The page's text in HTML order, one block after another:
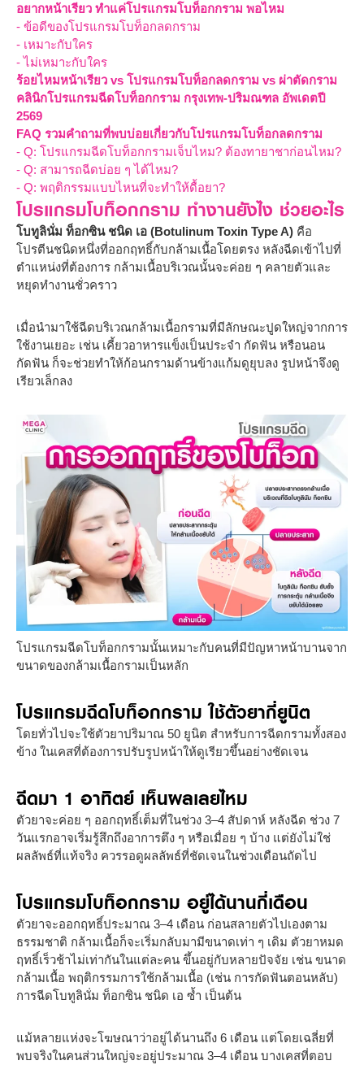
อยากหน้าเรียว ทำแค่โปรแกรมโบท็อกกราม พอไหม
- ข้อดีของโปรแกรมโบท็อกลดกราม
- เหมาะกับใคร
- ไม่เหมาะกับใคร
ร้อยไหมหน้าเรียว vs โปรแกรมโบท็อกลดกราม vs ผ่าตัดกราม
คลินิกโปรแกรมฉีดโบท็อกกราม กรุงเทพ-ปริมณฑล อัพเดตปี
2569
FAQ รวมคำถามที่พบบ่อยเกี่ยวกับโปรแกรมโบท็อกลดกราม
- Q: โปรแกรมฉีดโบท็อกกรามเจ็บไหม? ต้องทายาชาก่อนไหม?
- Q: สามารถฉีดบ่อย ๆ ได้ไหม?
- Q: พฤติกรรมแบบไหนที่จะทำให้ดื้อยา?
โปรแกรมโบท็อกกราม ทำงานยังไง ช่วยอะไร
โบทูลินั่ม ท็อกซิน ชนิด เอ (Botulinum Toxin Type A) คือ
โปรตีนชนิดหนึ่งที่ออกฤทธิ์กับกล้ามเนื้อโดยตรง หลังฉีดเข้าไปที่
ตำแหน่งที่ต้องการ กล้ามเนื้อบริเวณนั้นจะค่อย ๆ คลายตัวและ
หยุดทำงานชั่วคราว
เมื่อนำมาใช้ฉีดบริเวณกล้ามเนื้อกรามที่มีลักษณะปูดใหญ่จากการ
ใช้งานเยอะ เช่น เคี้ยวอาหารแข็งเป็นประจำ กัดฟัน หรือนอน
กัดฟัน ก็จะช่วยทำให้ก้อนกรามด้านข้างแก้มดูยุบลง รูปหน้าจึงดู
เรียวเล็กลง
โปรแกรมฉีดโบท็อกกรามนั้นเหมาะกับคนที่มีปัญหาหน้าบานจาก
ขนาดของกล้ามเนื้อกรามเป็นหลัก
โปรแกรมฉีดโบท็อกกราม ใช้ตัวยากี่ยูนิต
โดยทั่วไปจะใช้ตัวยาปริมาณ 50 ยูนิต สำหรับการฉีดกรามทั้งสอง
ข้าง ในเคสที่ต้องการปรับรูปหน้าให้ดูเรียวขึ้นอย่างชัดเจน
ฉีดมา 1 อาทิตย์ เห็นผลเลยไหม
ตัวยาจะค่อย ๆ ออกฤทธิ์เต็มที่ในช่วง 3–4 สัปดาห์ หลังฉีด ช่วง 7
วันแรกอาจเริ่มรู้สึกถึงอาการตึง ๆ หรือเมื่อย ๆ บ้าง แต่ยังไม่ใช่
ผลลัพธ์ที่แท้จริง ควรรอดูผลลัพธ์ที่ชัดเจนในช่วงเดือนถัดไป
โปรแกรมโบท็อกกราม อยู่ได้นานกี่เดือน
ตัวยาจะออกฤทธิ์ประมาณ 3–4 เดือน ก่อนสลายตัวไปเองตาม
ธรรมชาติ กล้ามเนื้อก็จะเริ่มกลับมามีขนาดเท่า ๆ เดิม ตัวยาหมด
ฤทธิ์เร็วช้าไม่เท่ากันในแต่ละคน ขึ้นอยู่กับหลายปัจจัย เช่น ขนาด
กล้ามเนื้อ พฤติกรรมการใช้กล้ามเนื้อ (เช่น การกัดฟันตอนหลับ)
การฉีดโบทูลินั่ม ท็อกซิน ชนิด เอ ซ้ำ เป็นต้น
แม้หลายแห่งจะโฆษณาว่าอยู่ได้นานถึง 6 เดือน แต่โดยเฉลี่ยที่
พบจริงในคนส่วนใหญ่จะอยู่ประมาณ 3–4 เดือน บางเคสที่ตอบ